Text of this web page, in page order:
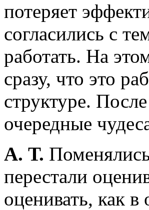
потеряет
согласились с
работать. На
сразу, что это
структуре.
очередные
А. Т.
перестали
оценивать, как